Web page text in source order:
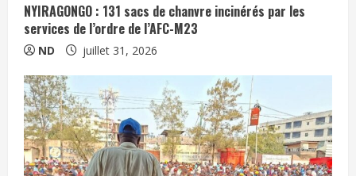
NYIRAGONGO : 131 sacs de chanvre incinérés par les
services de l’ordre de l’AFC-M23
ND juillet 31, 2026